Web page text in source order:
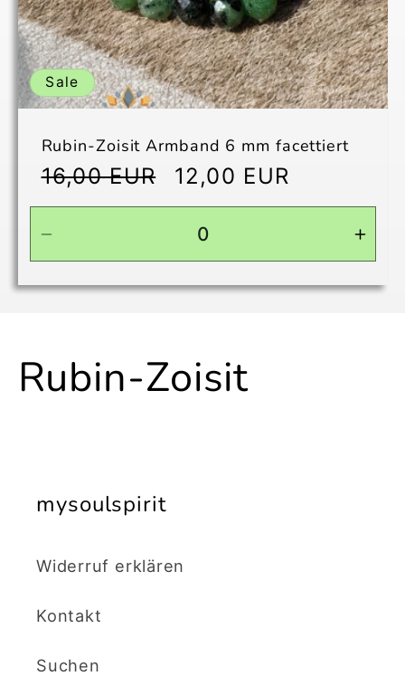
Sale
Rubin-Zoisit Armband 6 mm facettiert
Normaler
16,00 EUR Verkaufspreis
12,00 EUR
die
Menge
Title
die
K
e
g
o
Rubin-Zoisit
mysoulspirit
Widerruf erklären
Kontakt
Suchen